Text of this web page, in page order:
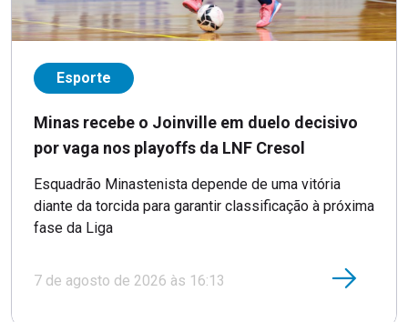
Esporte
Minas recebe o Joinville em duelo decisivo
por vaga nos playoffs da LNF Cresol
Esquadrão Minastenista depende de uma vitória
diante da torcida para garantir classificação à próxima
fase da Liga
7 de agosto de 2026 às 16:13